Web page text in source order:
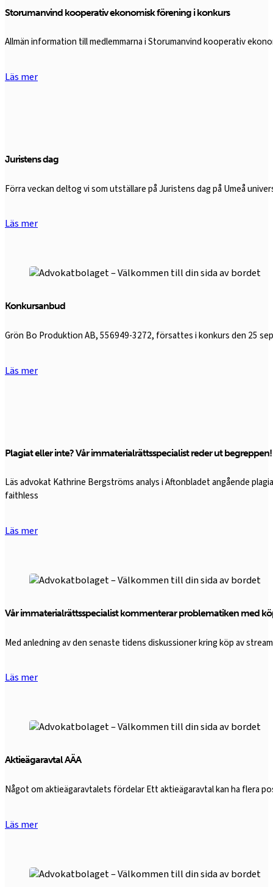
Storumanvind kooperativ ekonomisk förening i konkurs
Allmän information till medlemmarna i Storumanvind kooperativ
Läs mer
Juristens dag
Förra veckan deltog vi som utställare på Juristens dag på Umeå
Läs mer
Konkursanbud
Grön Bo Produktion AB, 556949-3272, försattes i konkurs den 25
Läs mer
Plagiat eller inte? Vår immaterialrättsspecialist reder ut begreppen!
Läs advokat Kathrine Bergströms analys i Aftonbladet angående
faithless
Läs mer
Vår immaterialrättsspecialist kommenterar problematiken med
Med anledning av den senaste tidens diskussioner kring köp av
Läs mer
Aktieägaravtal AÄA
Något om aktieägaravtalets fördelar Ett aktieägaravtal kan ha flera
Läs mer